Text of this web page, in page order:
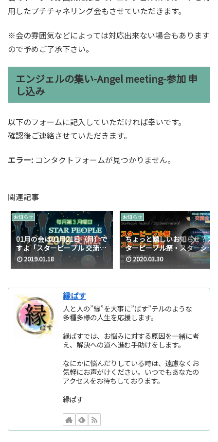
用したプチチャネリング会もさせていただきます。
※会の雰囲気などによっては対応出来ない場合もあります
ので予めご了承下さい。
エンジェルの集い-Angel meeting-参加 申
し込み
以下のフォームに記入していただければ幸いです。
確認後ご連絡させていただきます。
エラー: コンタクトフォームが見つかりません。
関連記事
お知らせ
01月の会は01月21日（月）で
すよ「スターピープル 交流会
2019」
2019.01.18
お知らせ
ちょっと嬉しいお知らせ？ス
ターピープル祭・スターシー
ド祭2020.03.30
縁ぱす
人と人の”縁”を大事に”ぱす”テルのような
多種多様の人生を応援します。
縁ぱすでは、お悩みに対する原因を一緒に考
え、解決への道へ進む手助けをします。
なにかに悩んだりしている時は、遠慮なくお
気軽にお声がけください。いつでもあなたの
アクセスをお待ちしております。
縁ぱす